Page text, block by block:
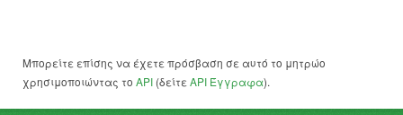
Μπορείτε επίσης να έχετε πρόσβαση σε αυτό το μητρώο
χρησιμοποιώντας το API (δείτε API Έγγραφα).